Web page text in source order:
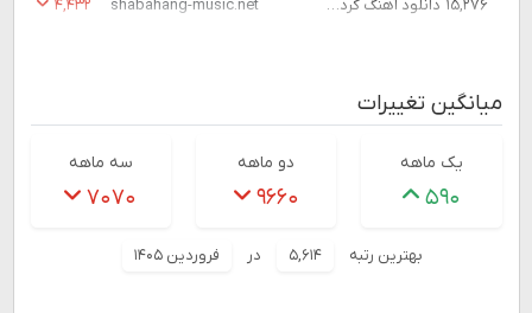
۱۵,۲۷۶
دانلود آهنگ کردی جدید | شباهنگ موزیک shabahang-music.net ۴,۴۳۲
میانگین تغییرات
یک ماهه
۵۹۰
دو ماهه
۹۶۶۰
سه ماهه
۷۰۷۰
بهترین رتبه ۵,۶۱۴ در فروردین ۱۴۰۵